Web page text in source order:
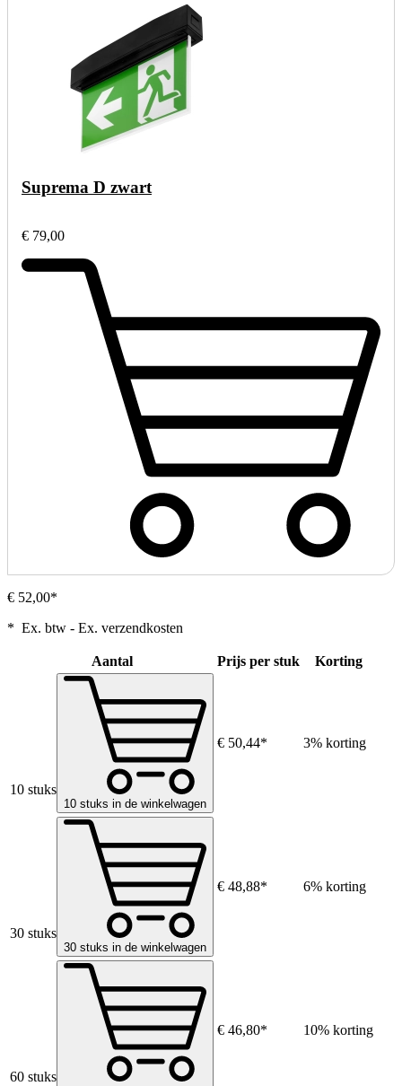
Suprema D zwart
€ 79,00
€ 52,00*
* Ex. btw - Ex. verzendkosten
Aantal Prijs per stuk Korting
10 stuks
10 stuks in de winkelwagen
€ 50,44* 3% korting
30 stuks
30 stuks in de winkelwagen
€ 48,88* 6% korting
60 stuks
€ 46,80* 10% korting